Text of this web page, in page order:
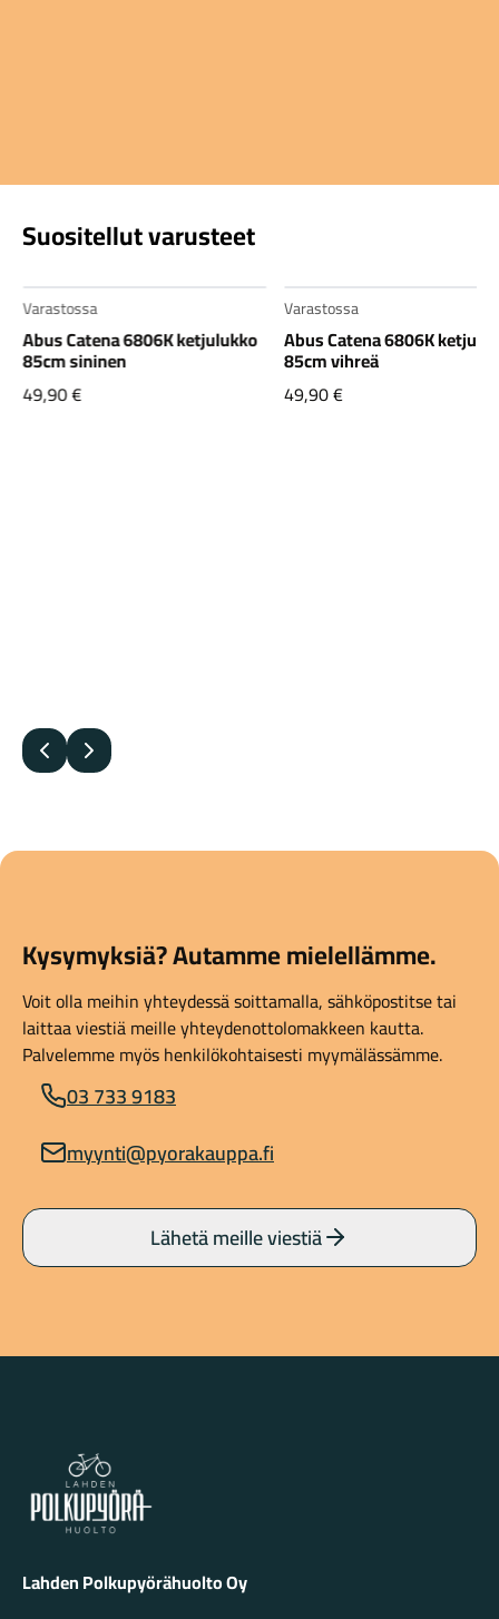
Suositellut varusteet
Varastossa
Abus Catena 6806K ketjulukko
85cm sininen
49,90€
Varastossa
Abus Catena 6806K
85cm vihreä
49,90€
Edellinen
Seuraava
Kysymyksiä? Autamme mielellämme.
Voit olla meihin yhteydessä soittamalla, sähköpostitse tai
laittaa viestiä meille yhteydenottolomakkeen kautta.
Palvelemme myös henkilökohtaisesti myymälässämme.
03 733 9183
myynti@pyorakauppa.fi
Lähetä meille viestiä
Lahden Polkupyörähuolto - etusivulle
Lahden Polkupyörähuolto Oy